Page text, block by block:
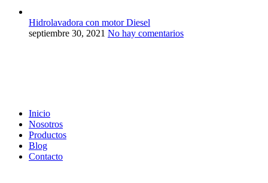
Inicio
Nosotros
Productos
Blog
Contacto
Hidrolavadora con motor Diesel
septiembre 30, 2021 No hay comentarios